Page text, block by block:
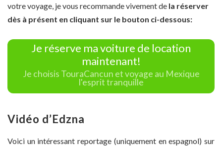
votre voyage, je vous recommande vivement de la réserver
dès à présent en cliquant sur le bouton ci-dessous:
Je réserve ma voiture de location
maintenant!
Je choisis TouraCancun et voyage au Mexique
l'esprit tranquille
Vidéo d’Edzna
Voici un intéressant reportage (uniquement en espagnol) sur